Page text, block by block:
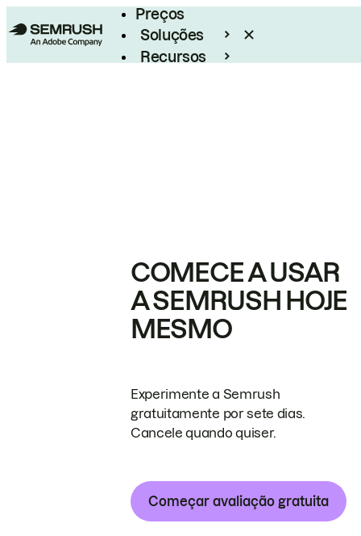
Preços
Soluções
Recursos
COMECE A USAR
A SEMRUSH HOJE
MESMO
Experimente a Semrush
gratuitamente por sete dias.
Cancele quando quiser.
Começar avaliação gratuita